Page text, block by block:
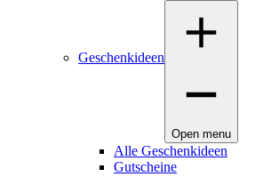
Geschenkideen
Open menu
Alle Geschenkideen
Gutscheine